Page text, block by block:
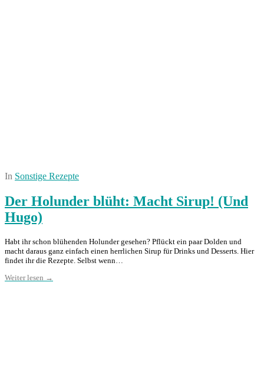
In Sonstige Rezepte
Der Holunder blüht: Macht Sirup! (Und
Hugo)
Habt ihr schon blühenden Holunder gesehen? Pflückt ein paar Dolden und
macht daraus ganz einfach einen herrlichen Sirup für Drinks und Desserts. Hier
findet ihr die Rezepte. Selbst wenn…
Weiter lesen →